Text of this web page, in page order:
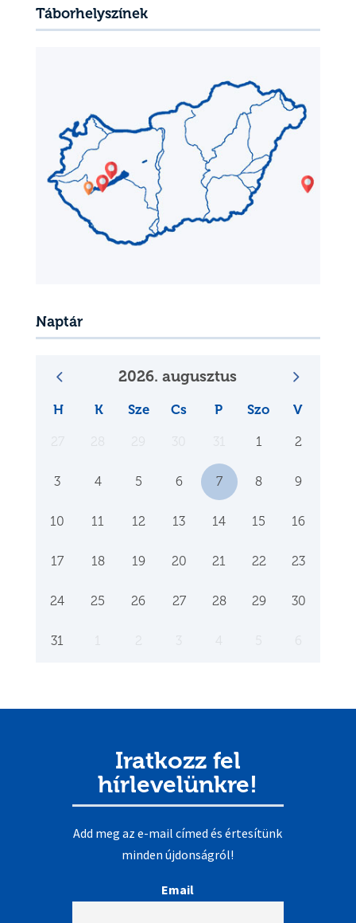
Táborhelyszínek
Naptár
2026. augusztus
H K Sze Cs P Szo V
1 2
3 4 5 6 7 8 9
10 11 12 13 14 15 16
17 18 19 20 21 22 23
24 25 26 27 28 29 30
31
Iratkozz fel
hírlevelünkre!
Add meg az e-mail címed és értesítünk
minden újdonságról!
Email